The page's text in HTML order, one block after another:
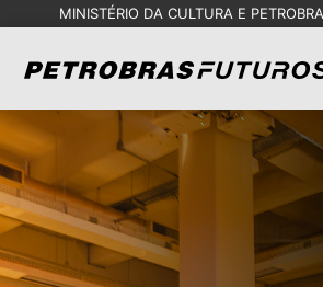
MINISTÉRIO DA CULTURA E